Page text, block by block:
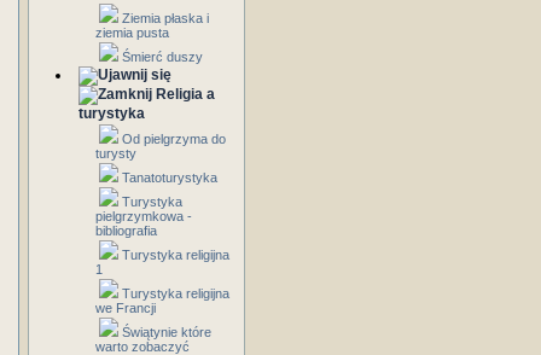
Ziemia płaska i
ziemia pusta
Śmierć duszy
Religia a
turystyka
Od pielgrzyma do
turysty
Tanatoturystyka
Turystyka
pielgrzymkowa -
bibliografia
Turystyka religijna
1
Turystyka religijna
we Francji
Świątynie które
warto zobaczyć